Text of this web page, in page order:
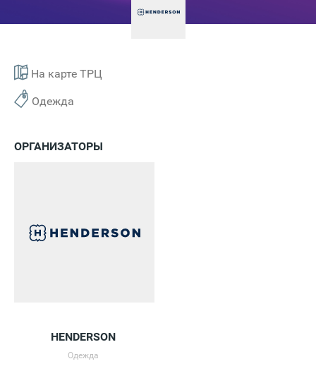
На карте ТРЦ
Одежда
ОРГАНИЗАТОРЫ
HENDERSON
Одежда